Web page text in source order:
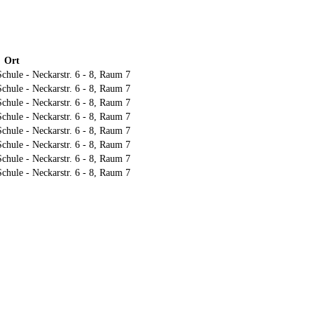
Ort
- Neckarstr. 6 - 8, Raum 7
- Neckarstr. 6 - 8, Raum 7
- Neckarstr. 6 - 8, Raum 7
- Neckarstr. 6 - 8, Raum 7
- Neckarstr. 6 - 8, Raum 7
- Neckarstr. 6 - 8, Raum 7
- Neckarstr. 6 - 8, Raum 7
- Neckarstr. 6 - 8, Raum 7